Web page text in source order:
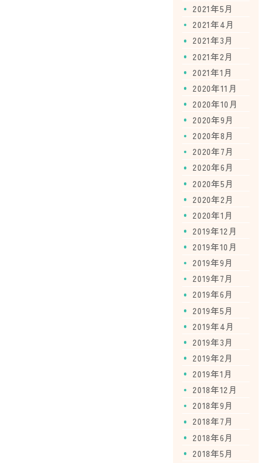
2021年5月
2021年4月
2021年3月
2021年2月
2021年1月
2020年11月
2020年10月
2020年9月
2020年8月
2020年7月
2020年6月
2020年5月
2020年2月
2020年1月
2019年12月
2019年10月
2019年9月
2019年7月
2019年6月
2019年5月
2019年4月
2019年3月
2019年2月
2019年1月
2018年12月
2018年9月
2018年7月
2018年6月
2018年5月